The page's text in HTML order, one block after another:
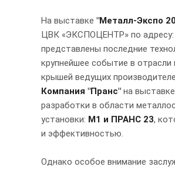
На выставке "Металл-Экспо
ЦВК «ЭКСПОЦЕНТР» по адресу:
представлены последние
крупнейшее событие в
крышей ведущих
Компания "Пранс" на выставке
разработки в области
установки: М1 и ПРАНС 23,
и эффективностью.
Однако особое внимание